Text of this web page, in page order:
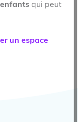
qui peut
un espace